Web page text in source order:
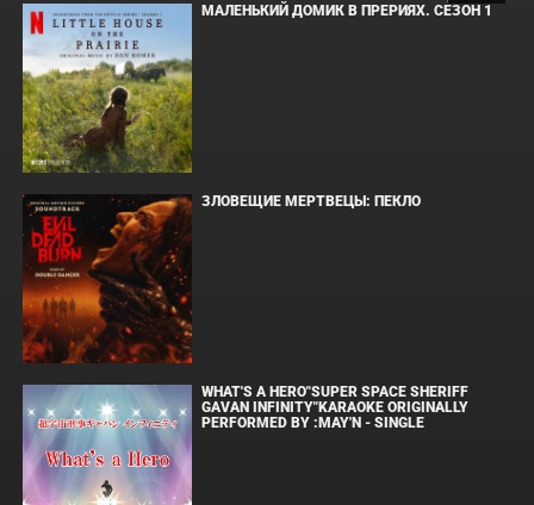
МАЛЕНЬКИЙ ДОМИК В ПРЕРИЯХ. СЕЗОН 1
ЗЛОВЕЩИЕ МЕРТВЕЦЫ: ПЕКЛО
WHAT'S A HERO"SUPER SPACE SHERIFF
GAVAN INFINITY"KARAOKE ORIGINALLY
PERFORMED BY :MAY'N - SINGLE